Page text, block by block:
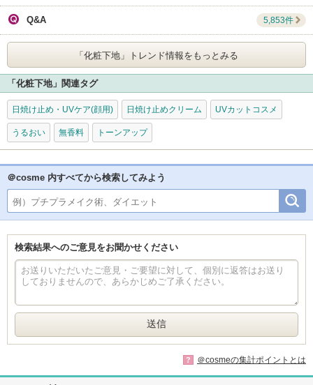
Q&A 5,853件
「化粧下地」 トレンド情報をもっとみる
「化粧下地」関連タグ
日焼け止め・UVケア(顔用) 日焼け止めクリーム UVカットコスメ
うるおい 無香料 トーンアップ
＠cosme 内すべてから検索してみよう
検索結果へのご意見をお聞かせください
? ＠cosmeの集計ポイントとは